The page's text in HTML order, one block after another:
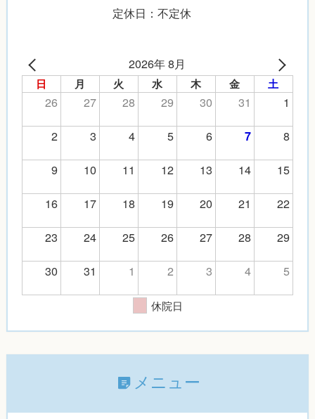
定休日：不定休
2026年 8月
日 月 火 水 木 金 土
26 27 28 29 30 31
1
2
3 4 5 6 7
8
9
10 11 12 13 14
15
16
17 18 19 20 21
22
23
24 25 26 27 28
29
30
31 1 2 3 4 5
休院日
メニュー